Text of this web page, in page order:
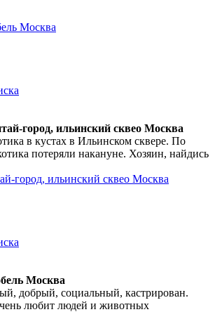
Москва
город, ильинский сквео Москва
в кустах в Ильинском сквере. По
потеряли накануне. Хозяин, найдись
город, ильинский сквео Москва
Москва
добрый, социальный, кастрирован.
любит людей и животных